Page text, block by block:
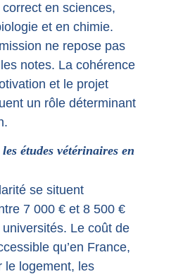
en sciences,
et en chimie.
ne repose pas
notes. La cohérence
et le projet
un rôle déterminant
études vétérinaires en
se situent
7 000 € et 8 500 €
Le coût de
qu’en France,
le logement, les